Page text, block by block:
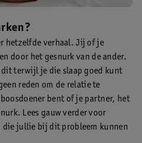
hetzelfde verhaal. Jij of je
door het gesnurk van de ander.
terwijl je die slaap goed kunt
reden om de relatie te
bent of je partner, het
Lees gauw verder voor
die jullie bij dit probleem kunnen